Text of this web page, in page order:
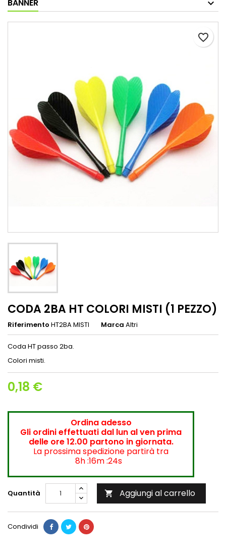
BANNER
favorite_border
CODA 2BA HT COLORI MISTI (1 PEZZO)
Riferimento HT2BA MISTI Marca Altri
Coda HT passo 2ba.
Colori misti.
0,18 €
Ordina adesso
Gli ordini effettuati dal lun al ven prima
delle ore 12.00 partono in giornata.
La prossima spedizione partirà tra
8h :16m :23s
Quantità  Aggiungi al carrello
Condividi